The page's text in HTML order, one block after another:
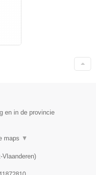
en in de provincie
maps ▼
Vlaanderen)